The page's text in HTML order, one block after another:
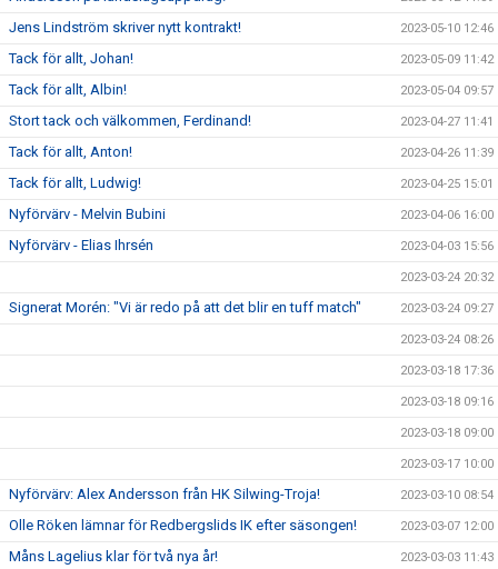
Jens Lindström skriver nytt kontrakt! 2023-05-10 12:46
Tack för allt, Johan! 2023-05-09 11:42
Tack för allt, Albin! 2023-05-04 09:57
Stort tack och välkommen, Ferdinand! 2023-04-27 11:41
Tack för allt, Anton! 2023-04-26 11:39
Tack för allt, Ludwig! 2023-04-25 15:01
Nyförvärv - Melvin Bubini 2023-04-06 16:00
Nyförvärv - Elias Ihrsén 2023-04-03 15:56
2023-03-24 20:32
Signerat Morén: "Vi är redo på att det blir en tuff match" 2023-03-24 09:27
2023-03-24 08:26
2023-03-18 17:36
2023-03-18 09:16
2023-03-18 09:00
2023-03-17 10:00
Nyförvärv: Alex Andersson från HK Silwing-Troja! 2023-03-10 08:54
Olle Röken lämnar för Redbergslids IK efter säsongen! 2023-03-07 12:00
Måns Lagelius klar för två nya år! 2023-03-03 11:43